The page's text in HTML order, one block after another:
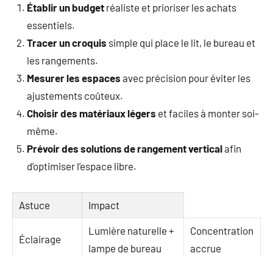
Établir un budget réaliste et prioriser les achats
essentiels.
Tracer un croquis simple qui place le lit, le bureau et
les rangements.
Mesurer les espaces avec précision pour éviter les
ajustements coûteux.
Choisir des matériaux légers et faciles à monter soi-
même.
Prévoir des solutions de rangement verticalafin
d’optimiser l’espace libre.
Astuce Impact
Éclairage
Lumière naturelle +
lampe de bureau
Concentration
accrue